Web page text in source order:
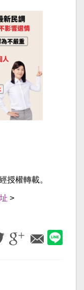
授權轉載。
>